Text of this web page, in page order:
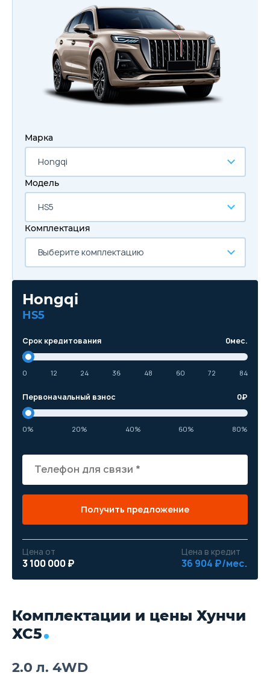
Марка
Hongqi
Модель
HS5
Комплектация
Выберите комплектацию
Hongqi
HS5
Срок кредитования 0мес.
0 12 24 36 48 60 72 84
Первоначальный взнос 0₽
0% 20% 40% 60% 80%
Получить предложение
Цена от
3 100 000 ₽
Цена в кредит
36 904 ₽/мес.
Комплектации и цены Хунчи
ХС5
2.0 л. 4WD